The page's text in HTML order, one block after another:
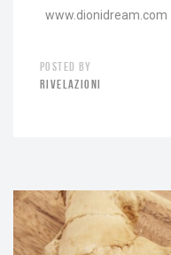
www.dionidream.com
POSTED BY
RIVELAZIONI